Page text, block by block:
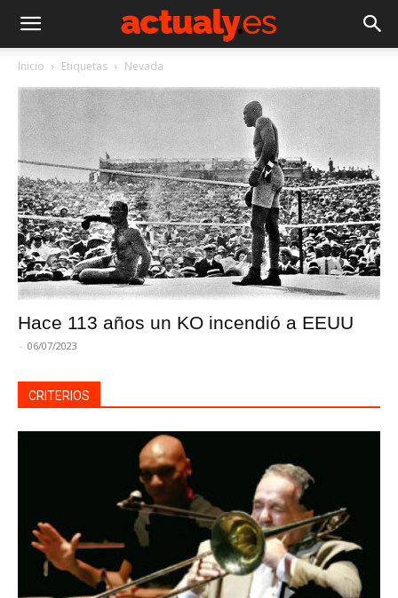
Inicio Etiquetas Nevada
Hace 113 años un KO incendió a EEUU
- 06/07/2023
CRITERIOS